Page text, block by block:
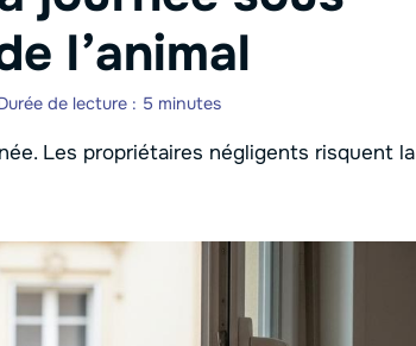
l’animal
de lecture : 5 minutes
Les propriétaires négligents risquent la